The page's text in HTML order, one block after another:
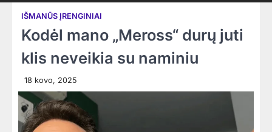
IŠMANŪS ĮRENGINIAI
Kodėl mano „Meross“ durų juti
klis neveikia su naminiu
18 kovo, 2025